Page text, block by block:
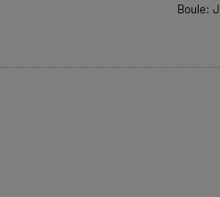
Boule: